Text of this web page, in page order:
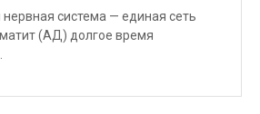
система — единая сеть
(АД) долгое время